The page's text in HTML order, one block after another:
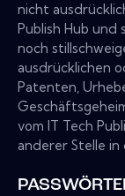
nicht
Publish Hub
noch
ausdrücklichen
Patenten,
vom IT Tech
anderer Stelle